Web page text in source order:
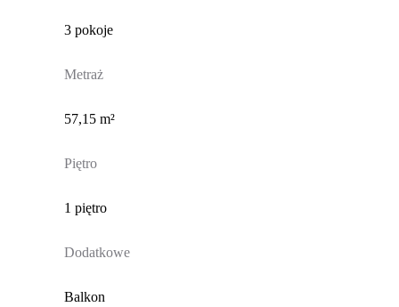
3 pokoje
Metraż
57,15 m²
Piętro
1 piętro
Dodatkowe
Balkon